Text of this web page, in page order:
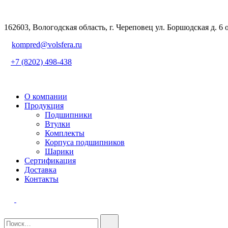
162603, Вологодская область, г. Череповец ул. Боршодская д. 6
kompred@volsfera.ru
+7 (8202) 498-438
О компании
Продукция
Подшипники
Втулки
Комплекты
Корпуса подшипников
Шарики
Сертификация
Доставка
Контакты